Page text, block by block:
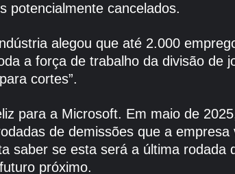
potencialmente cancelados.
alegou que até 2.000
a força de trabalho da divisão de
cortes”.
para a Microsoft. Em maio de
de demissões que a
saber se esta será a última
próximo.